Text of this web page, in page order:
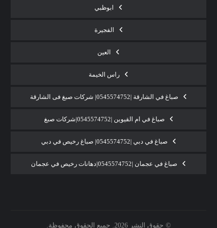
ابوظبي
الفجيرة
العين
راس الخيمة
صباغ في الشارقة |0545574752| شركات صبغ فى الشارقة
صباغ في ام القيوين |0545574752|شركات صبغ
صباغ في دبي |0545574752| صباغ رخيص في دبي
صباغ في عجمان |0545574752|دهانات رخيص في عجمان
© حقوق النشر 2026. جميع الحقوق محفوظة.